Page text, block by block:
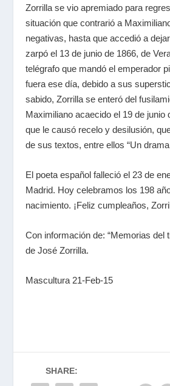
Zorrilla se vio apremiado para
situación que contrarió a
negativas, hasta que accedió a
zarpó el 13 de junio de 1866, de
telégrafo que mandó el emperador
fuera ese día, debido a sus
sabido, Zorrilla se enteró del
Maximiliano acaecido el 19 de junio
que le causó recelo y desilusión,
de sus textos, entre ellos “Un
El poeta español falleció el 23 de
Madrid. Hoy celebramos los 198
nacimiento. ¡Feliz cumpleaños,
Con información de: “Memorias del
de José Zorrilla.
Mascultura 21-Feb-15
SHARE: